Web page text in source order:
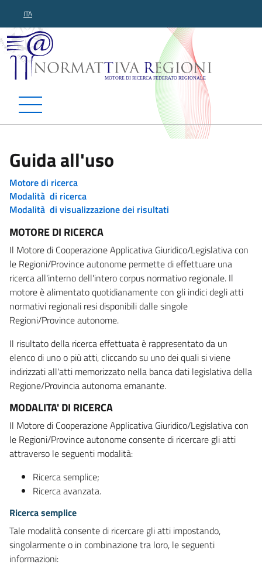
ITA
Normattiva Regioni -
Guida all'uso
Motore di ricerca
Modalità di ricerca
Modalità di visualizzazione dei risultati
MOTORE DI RICERCA
Il Motore di Cooperazione Applicativa Giuridico/Legislativa con
le Regioni/Province autonome permette di effettuare una
ricerca all'interno dell'intero corpus normativo regionale. Il
motore è alimentato quotidianamente con gli indici degli atti
normativi regionali resi disponibili dalle singole
Regioni/Province autonome.
Il risultato della ricerca effettuata è rappresentato da un
elenco di uno o più atti, cliccando su uno dei quali si viene
indirizzati all'atti memorizzato nella banca dati legislativa della
Regione/Provincia autonoma emanante.
MODALITA' DI RICERCA
Il Motore di Cooperazione Applicativa Giuridico/Legislativa con
le Regioni/Province autonome consente di ricercare gli atti
attraverso le seguenti modalità:
Ricerca semplice;
Ricerca avanzata.
Ricerca semplice
Tale modalità consente di ricercare gli atti impostando,
singolarmente o in combinazione tra loro, le seguenti
informazioni: